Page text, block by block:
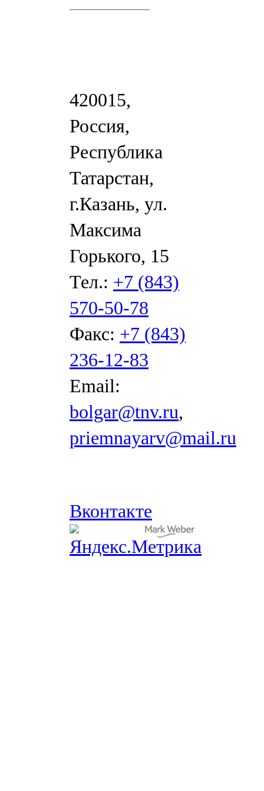
420015,
Россия,
Республика
Татарстан,
г.Казань, ул.
Максима
Горького, 15
Тел.: +7 (843)
570-50-78
Факс: +7 (843)
236-12-83
Email:
bolgar@tnv.ru,
priemnayarv@mail.ru
Вконтакте